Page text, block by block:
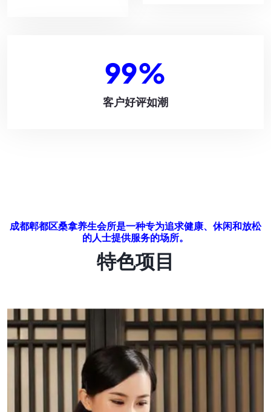
99%
客户好评如潮
成都郫都区桑拿养生会所是一种专为追求健康、休闲和放松
的人士提供服务的场所。
特色项目